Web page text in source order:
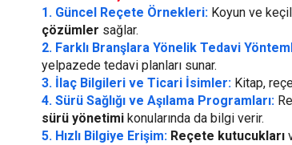
1. Güncel Reçete Örnekleri: Koyun ve
çözümler sağlar.
2. Farklı Branşlara Yönelik Tedavi
yelpazede tedavi planları sunar.
3. İlaç Bilgileri ve Ticari İsimler: Kitap,
4. Sürü Sağlığı ve Aşılama Programları:
sürü yönetimi konularında da bilgi verir.
5. Hızlı Bilgiye Erişim: Reçete kutucukları